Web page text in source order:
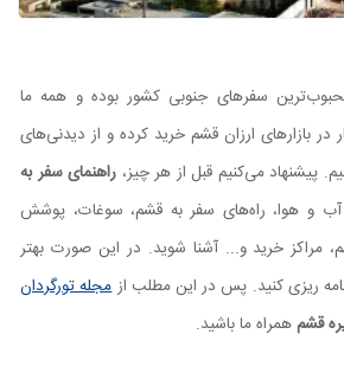
سفرهای جنوبی کشور بوده و همه ما
بازارهای ارزان قشم خرید کرده و از دیدنی‌های
پیشنهاد می‌کنیم قبل از هر چیز، راهنمای سفر به
آب و هوا، راه‌های سفر به قشم، سوغات، پوشش
مراکز خرید و... آشنا شوید. در این صورت بهتر
ریزی کنید. پس در این مطلب ازمجله تورگردان
قشمهمراه ما باشید.